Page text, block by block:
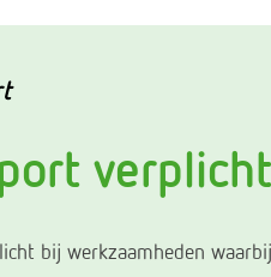
bij werkzaamheden